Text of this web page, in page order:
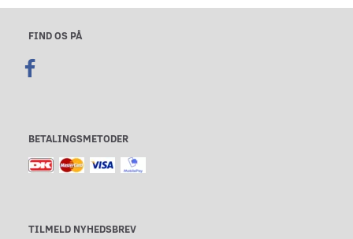
FIND OS PÅ
BETALINGSMETODER
TILMELD NYHEDSBREV